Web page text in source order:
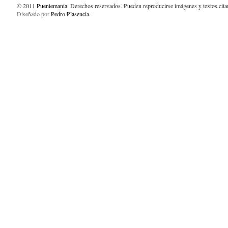
© 2011 Puentemania. Derechos reservados. Pueden reproducirse imágenes y textos
Diseñado porPedro Plasencia.